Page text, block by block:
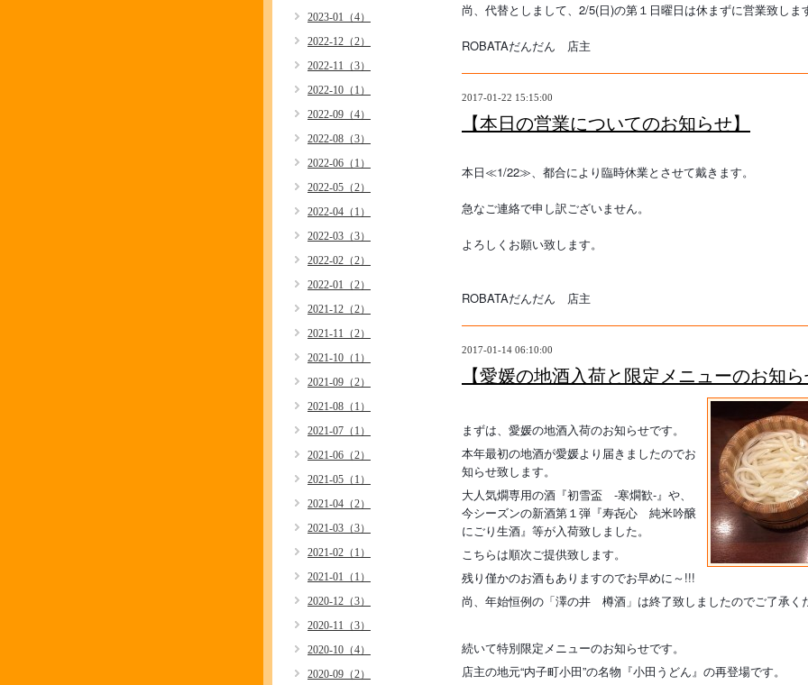
尚、代替としまして、2/5(日)の第１日曜日は休まずに営業致しま
ROBATAだんだん　店主
2017-01-22 15:15:00
【本日の営業についてのお知らせ】
本日≪1/22≫、都合により臨時休業とさせて戴きます。
急なご連絡で申し訳ございません。
よろしくお願い致します。
ROBATAだんだん　店主
2017-01-14 06:10:00
【愛媛の地酒入荷と限定メニューのお知
まずは、愛媛の地酒入荷のお知らせです。
本年最初の地酒が愛媛より届きましたのでお
知らせ致します。
大人気燗専用の酒『初雪盃 -寒燗歓-』や、
今シーズンの新酒第１弾『寿㐂心 純米吟醸
にごり生酒』等が入荷致しました。
こちらは順次ご提供致します。
残り僅かのお酒もありますのでお早めに～!!!
尚、年始恒例の「澤の井 樽酒」は終了致しましたのでご了承く
続いて特別限定メニューのお知らせです。
店主の地元“内子町小田”の名物『小田うどん』の再登場です。
2023-01（4）
2022-12（2）
2022-11（3）
2022-10（1）
2022-09（4）
2022-08（3）
2022-06（1）
2022-05（2）
2022-04（1）
2022-03（3）
2022-02（2）
2022-01（2）
2021-12（2）
2021-11（2）
2021-10（1）
2021-09（2）
2021-08（1）
2021-07（1）
2021-06（2）
2021-05（1）
2021-04（2）
2021-03（3）
2021-02（1）
2021-01（1）
2020-12（3）
2020-11（3）
2020-10（4）
2020-09（2）